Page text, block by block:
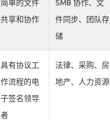
简单的文件
共享和协作
SMB 协作、文
件同步、团队存
储
具有协议工
作流程的电
子签名领导
者
法律、采购、房
地产、人力资源